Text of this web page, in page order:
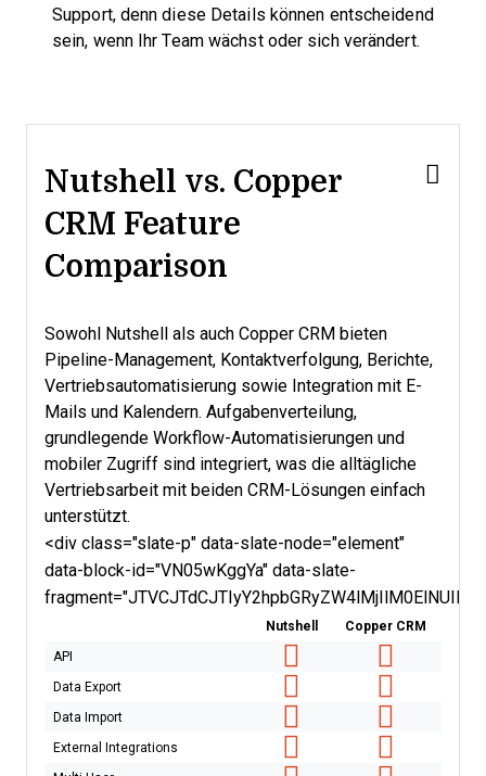
Support, denn diese Details können entscheidend
sein, wenn Ihr Team wächst oder sich verändert.
Nutshell vs. Copper
CRM Feature
Comparison
Sowohl Nutshell als auch Copper CRM bieten
Pipeline-Management, Kontaktverfolgung, Berichte,
Vertriebsautomatisierung sowie Integration mit E-
Mails und Kalendern. Aufgabenverteilung,
grundlegende Workflow-Automatisierungen und
mobiler Zugriff sind integriert, was die alltägliche
Vertriebsarbeit mit beiden CRM-Lösungen einfach
unterstützt.
<div class="slate-p" data-slate-node="element"
data-block-id="VN05wKggYa" data-slate-
Nutshell
Copper CRM
API
Data Export
Data Import
External Integrations